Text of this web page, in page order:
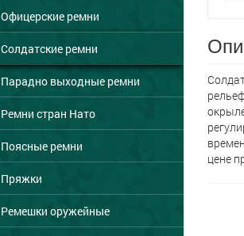
Офицерские ремни
Солдатские ремни
Парадно выходные ремни
Ремни стран Нато
Поясные ремни
Пряжки
Ремешки оружейные
цене